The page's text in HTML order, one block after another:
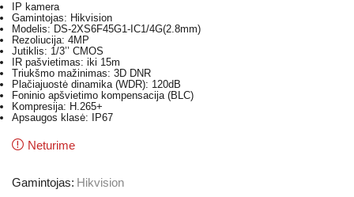
IP kamera
Gamintojas: Hikvision
Modelis: DS-2XS6F45G1-IC1/4G(2.8mm)
Rezoliucija: 4MP
Jutiklis: 1/3’’ CMOS
IR pašvietimas: iki 15m
Triukšmo mažinimas: 3D DNR
Plačiajuostė dinamika (WDR): 120dB
Foninio apšvietimo kompensacija (BLC)
Kompresija: H.265+
Apsaugos klasė: IP67
Neturime
Gamintojas: Hikvision